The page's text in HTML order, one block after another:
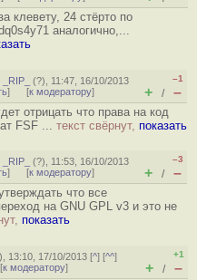
клевету, 24 стёрто по
аналогично,...
(?), 11:47, 16/10/2013
] [к модератору]
–1
+ / –
отрицать что права на код
FSF ... текст свёрнут, показать
(?), 11:53, 16/10/2013
] [к модератору]
–3
+ / –
что все
на GNU GPL v3 и это не
показать
), 13:10, 17/10/2013 [^] [^^]
к модератору]
+1
+ / –